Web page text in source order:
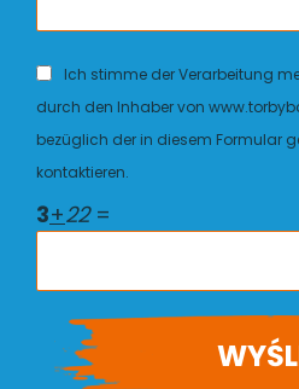
Ich stimme der Verarbeitung
durch den Inhaber von
bezüglich der in diesem Formular
kontaktieren.
3+22=